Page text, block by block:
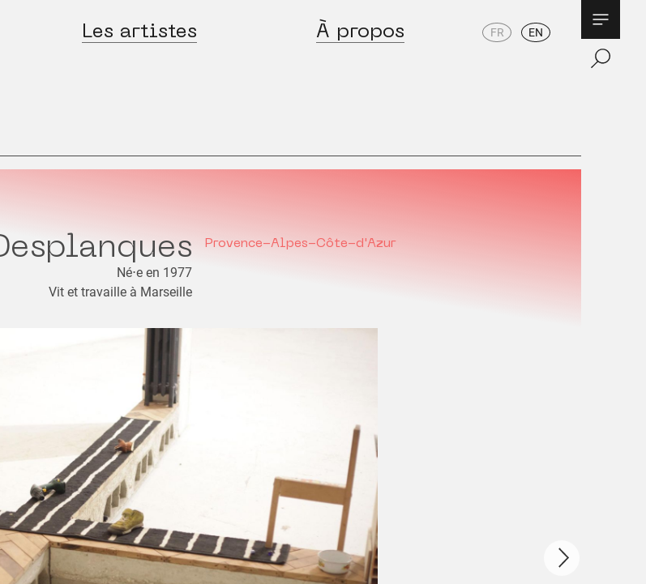
Les artistes À propos FR EN
Provence-Alpes-Côte-d'Azur
Né⋅e en 1977
Vit et travaille à Marseille